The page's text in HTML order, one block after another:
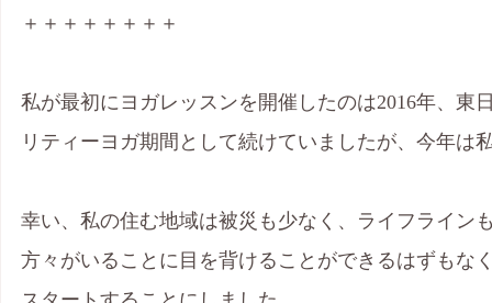
＋＋＋＋＋＋＋＋
私が最初にヨガレッスンを開催したのは2016年、
リティーヨガ期間として続けていましたが、今年
幸い、私の住む地域は被災も少なく、ライフライン
方々がいることに目を背けることができるはずもな